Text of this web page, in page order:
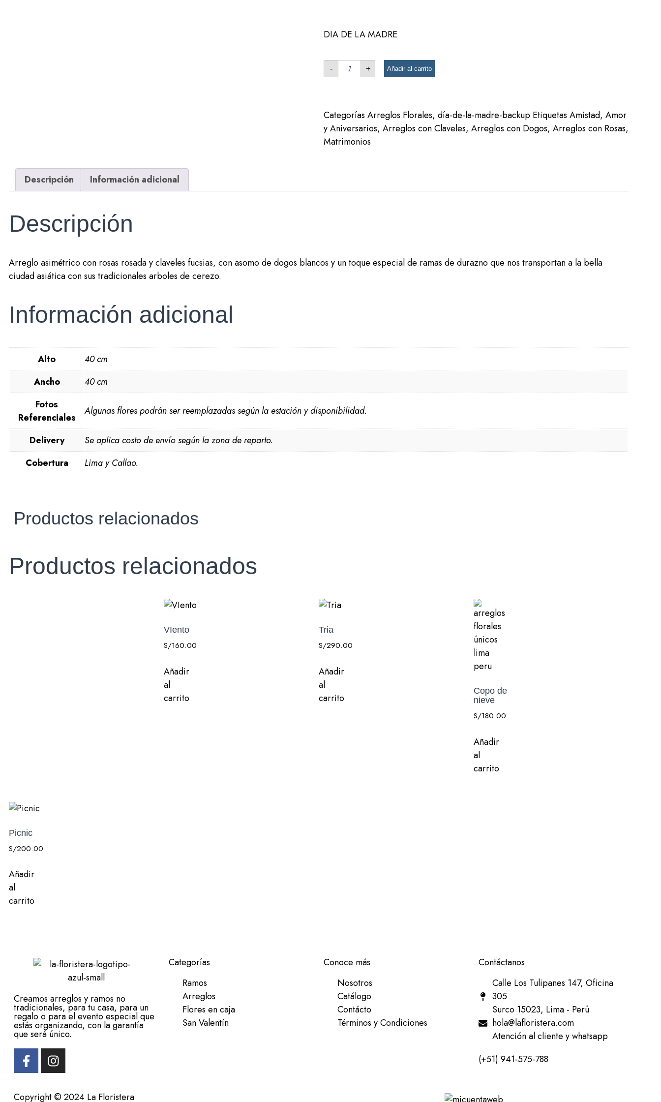
DIA DE LA MADRE
- + Añadir al carrito
Categorías Arreglos Florales, día-de-la-madre-backup Etiquetas Amistad, Amor
y Aniversarios, Arreglos con Claveles, Arreglos con Dogos, Arreglos con Rosas,
Matrimonios
Descripción Información adicional
Descripción
Arreglo asimétrico con rosas rosada y claveles fucsias, con asomo de dogos blancos y un toque especial de ramas de durazno que nos transportan a la bella
ciudad asiática con sus tradicionales arboles de cerezo.
Información adicional
Alto
40 cm
Ancho
40 cm
Fotos
Referenciales
Algunas flores podrán ser reemplazadas según la estación y disponibilidad.
Delivery
Se aplica costo de envío según la zona de reparto.
Cobertura
Lima y Callao.
Productos relacionados
Productos relacionados
VIento
S/160.00
Añadir
al
carrito
Tria
S/290.00
Añadir
al
carrito
Copo de
nieve
S/180.00
Añadir
al
carrito
Picnic
S/200.00
Añadir
al
carrito
Creamos arreglos y ramos no
tradicionales, para tu casa, para un
regalo o para el evento especial que
estás organizando, con la garantía
que será único.
Categorías
Ramos
Arreglos
Flores en caja
San Valentín
Conoce más
Nosotros
Catálogo
Contácto
Términos y Condiciones
Contáctanos
Calle Los Tulipanes 147, Oficina
305
Surco 15023, Lima - Perú
hola@lafloristera.com
Atención al cliente y whatsapp
(+51) 941-575-788
Copyright © 2024 La Floristera